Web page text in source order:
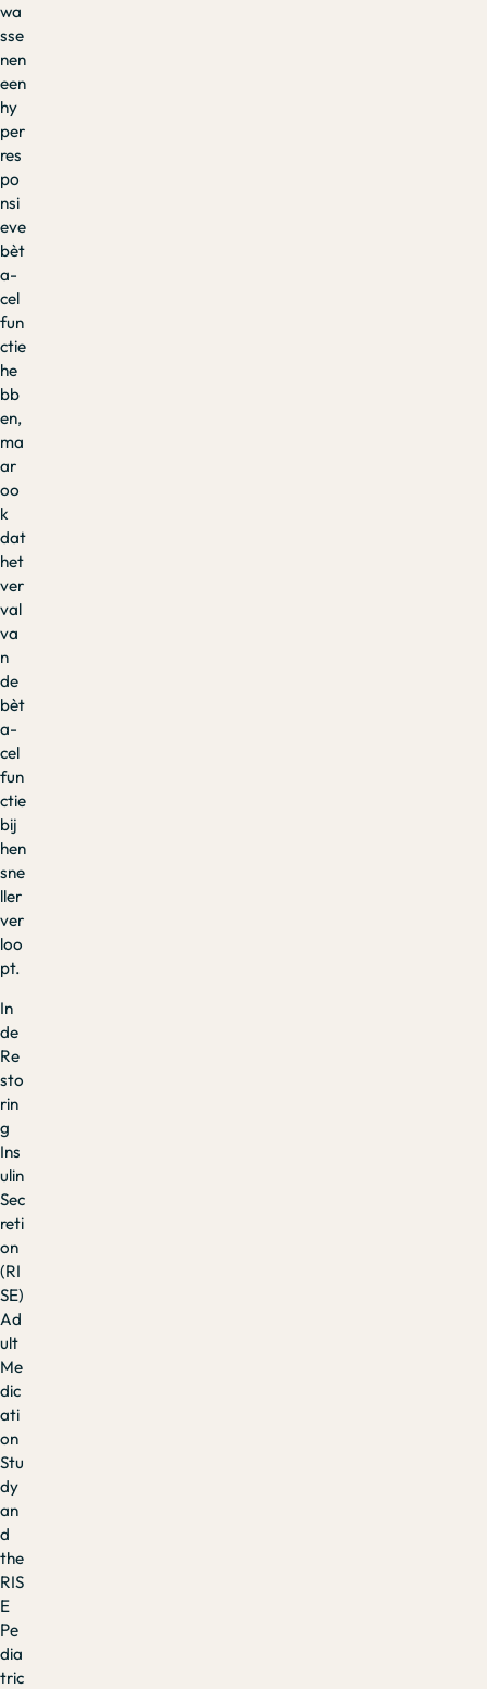
wa
sse
nen
een
hy
per
res
po
nsi
eve
bèt
a-
cel
fun
ctie
he
bb
en,
ma
ar
oo
k
dat
het
ver
val
va
n
de
bèt
a-
cel
fun
ctie
bij
hen
sne
ller
ver
loo
pt.
In
de
Re
sto
rin
g
Ins
ulin
Sec
reti
on
(RI
SE)
Ad
ult
Me
dic
ati
on
Stu
dy
an
d
the
RIS
E
Pe
dia
tric